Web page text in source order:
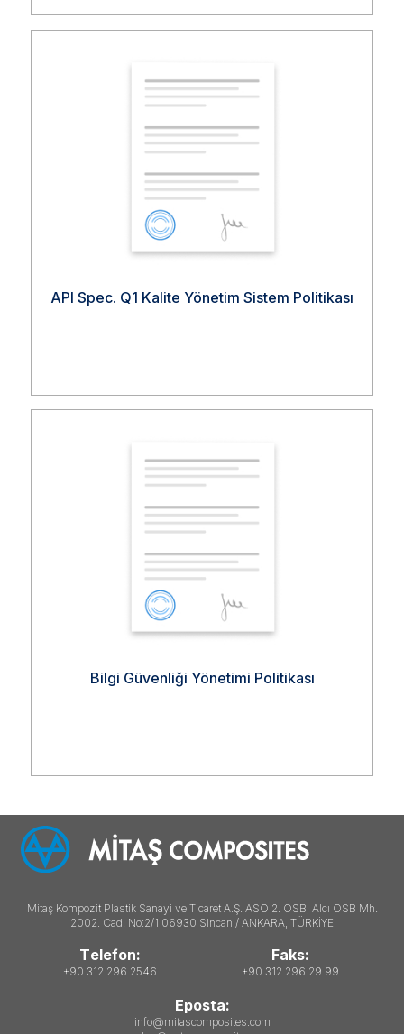
API Spec. Q1 Kalite Yönetim Sistem Politikası
Bilgi Güvenliği Yönetimi Politikası
Mitaş Kompozit Plastik Sanayi ve Ticaret A.Ş. ASO 2. OSB, Alcı OSB Mh.
2002. Cad. No:2/1 06930 Sincan / ANKARA, TÜRKİYE
Telefon:
+90 312 296 2546
Faks:
+90 312 296 29 99
Eposta:
info@mitascomposites.com